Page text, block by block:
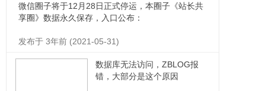
微信圈子将于12月28日正式停运，本圈子《站长共
享圈》数据永久保存，入口公布：
发布于 3年前 (2021-05-31)
数据库无法访问，ZBLOG报
错，大部分是这个原因